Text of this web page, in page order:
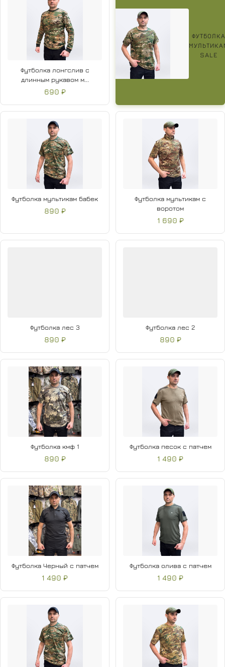
Футболка лонгслив с
длинным рукавом м...
690 ₽
ФУТБОЛКА
SALE
Футболка мультикам бабек
890 ₽
Футболка мультикам с
воротом
1 690 ₽
Футболка лес 3
890 ₽
Футболка лес 2
890 ₽
Футболка кмф 1
890 ₽
Футболка песок с патчем
1 490 ₽
Футболка Черный с патчем
1 490 ₽
Футболка олива с патчем
1 490 ₽